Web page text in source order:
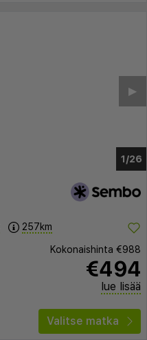
1/22
▶︎
257km
Kokonaishinta €988
€494
lue lisää
Valitse matka